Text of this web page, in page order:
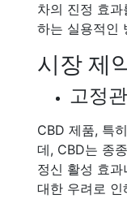
차의 진정 효
하는 실용적인
시장 제
고정
CBD 제품, 특
데, CBD는 종
정신 활성 효
대한 우려로